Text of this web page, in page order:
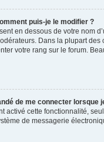
puis-je le modifier ?
en dessous de votre nom
Dans la plupart
votre rang sur le forum.
de me connecter
activé cette fonctionnalité,
de messagerie